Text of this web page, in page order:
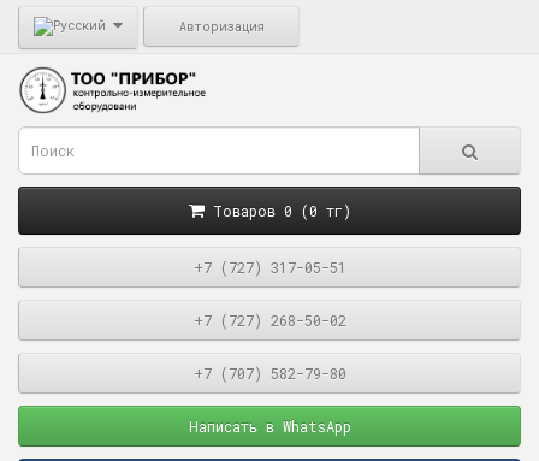
Авторизация
Товаров 0 (0 тг)
+7 (727) 317-05-51
+7 (727) 268-50-02
+7 (707) 582-79-80
Написать в WhatsApp